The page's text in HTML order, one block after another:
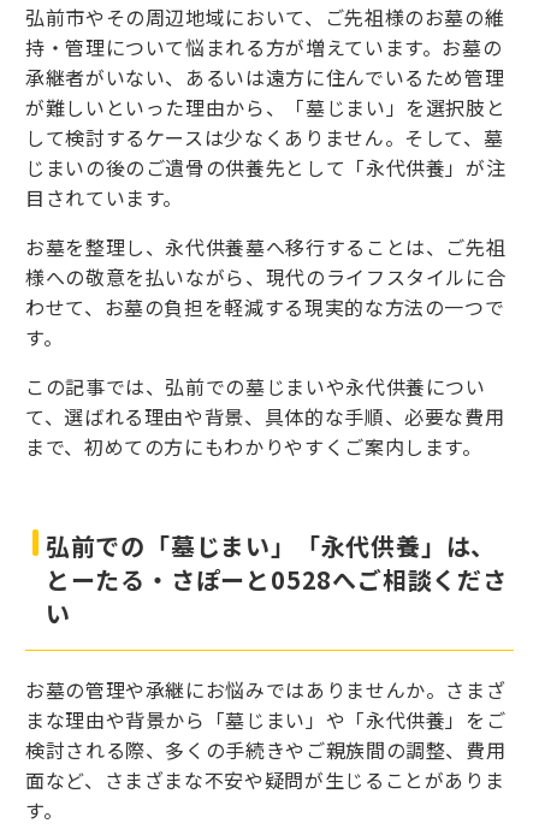
弘前市やその周辺地域において、ご先祖様のお墓の維
持・管理について悩まれる方が増えています。お墓の
承継者がいない、あるいは遠方に住んでいるため管理
が難しいといった理由から、「墓じまい」を選択肢と
して検討するケースは少なくありません。そして、墓
じまいの後のご遺骨の供養先として「永代供養」が注
目されています。
お墓を整理し、永代供養墓へ移行することは、ご先祖
様への敬意を払いながら、現代のライフスタイルに合
わせて、お墓の負担を軽減する現実的な方法の一つで
す。
この記事では、弘前での墓じまいや永代供養につい
て、選ばれる理由や背景、具体的な手順、必要な費用
まで、初めての方にもわかりやすくご案内します。
弘前での「墓じまい」「永代供養」は、
とーたる・さぽーと0528へご相談くださ
い
お墓の管理や承継にお悩みではありませんか。さまざ
まな理由や背景から「墓じまい」や「永代供養」をご
検討される際、多くの手続きやご親族間の調整、費用
面など、さまざまな不安や疑問が生じることがありま
す。